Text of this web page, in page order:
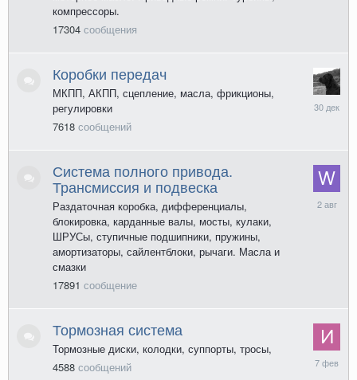
компрессоры.
17304 сообщения
Коробки передач
МКПП, АКПП, сцепление, масла, фрикционы,
регулировки
7618 сообщений
30
декабря
Система полного привода.
Трансмиссия и подвеска
Раздаточная коробка, дифференциалы,
блокировка, карданные валы, мосты, кулаки,
ШРУСы, ступичные подшипники, пружины,
амортизаторы, сайлентблоки, рычаги. Масла и
смазки
17891 сообщение
2
августа
Тормозная система
Тормозные диски, колодки, суппорты, тросы,
4588 сообщений
7
февраля